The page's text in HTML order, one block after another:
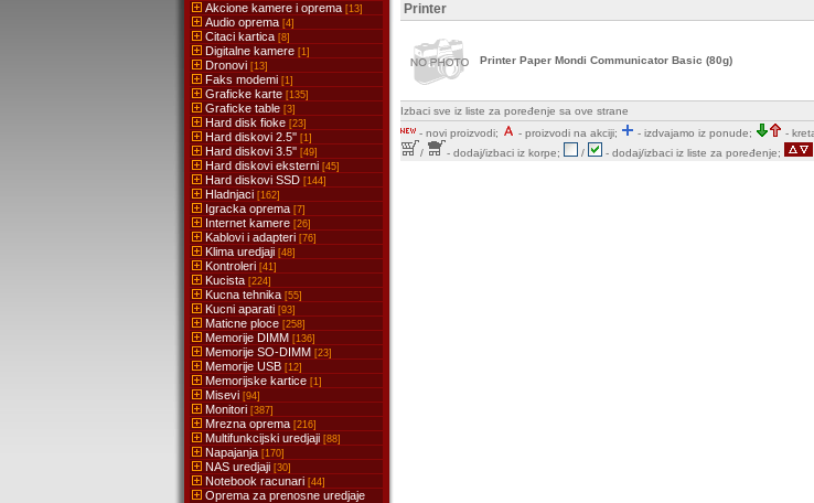
Akcione kamere i oprema [13]
Audio oprema [4]
Citaci kartica [8]
Digitalne kamere [1]
Dronovi [13]
Faks modemi [1]
Graficke karte [135]
Graficke table [3]
Hard disk fioke [23]
Hard diskovi 2.5'' [1]
Hard diskovi 3.5'' [49]
Hard diskovi eksterni [45]
Hard diskovi SSD [144]
Hladnjaci [162]
Igracka oprema [7]
Internet kamere [26]
Kablovi i adapteri [76]
Klima uredjaji [48]
Kontroleri [41]
Kucista [224]
Kucna tehnika [55]
Kucni aparati [93]
Maticne ploce [258]
Memorije DIMM [136]
Memorije SO-DIMM [23]
Memorije USB [12]
Memorijske kartice [1]
Misevi [94]
Monitori [387]
Mrezna oprema [216]
Multifunkcijski uredjaji [88]
Napajanja [170]
NAS uredjaji [30]
Notebook racunari [44]
Oprema za prenosne uredjaje
Printer
Printer Paper Mondi Communicator Basic (80g)
Izbaci sve iz liste za poređenje sa ove strane
- novi proizvodi; - proizvodi na akciji; - izdvajamo iz ponude;
-
/
- dodaj/izbaci iz korpe; / - dodaj/izbaci iz liste za poređenje;